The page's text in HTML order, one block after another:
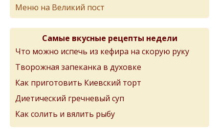
Меню на Великий пост
Самые вкусные рецепты недели
Что можно испечь из кефира на скорую руку
Творожная запеканка в духовке
Как приготовить Киевский торт
Диетический гречневый суп
Как солить и вялить рыбу